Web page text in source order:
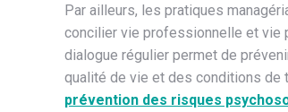
Par ailleurs, les pratiques
concilier vie professionnelle et vie
dialogue régulier permet de
qualité de vie et des conditions de
prévention des risques